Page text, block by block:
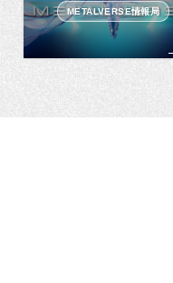
METALVERSE情報局